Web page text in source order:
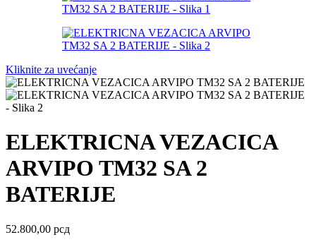
Kliknite za uvećanje
ELEKTRICNA VEZACICA
ARVIPO TM32 SA 2
BATERIJE
52.800,00 рсд